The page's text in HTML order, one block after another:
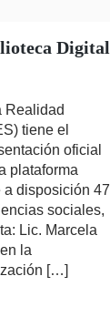
Digital
Realidad
tiene el
oficial
plataforma
disposición 47
sociales,
Lic. Marcela
la
[…]